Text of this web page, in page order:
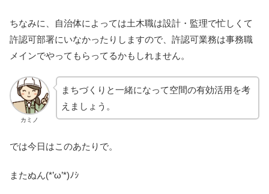
ちなみに、自治体によっては土木職は設計・監理で忙しくて
許認可部署にいなかったりしますので、許認可業務は事務職
メインでやってもらってるかもしれません。
カミノ
まちづくりと一緒になって空間の有効活用を考
えましょう。
では今日はこのあたりで。
またぬん(*’ω’*)ﾉｼ